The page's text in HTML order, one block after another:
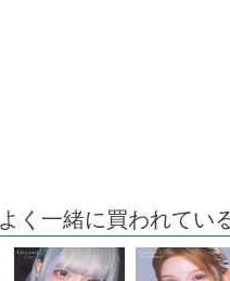
よく一緒に買われてい